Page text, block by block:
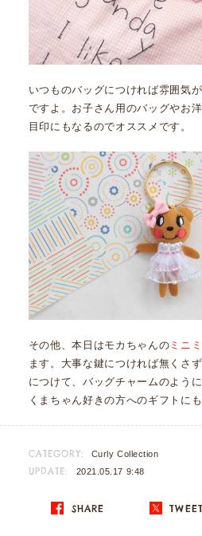
いつものバッグにつければ雰囲気
ですよ。お子さん用のバッグやお
目印にもなるのでオススメです。
その他、本日はモカちゃんの ミニ
ます。大事な鍵につければ無くさ
につけて、バッグチャームのよう
くまちゃん好きの方へのギフトにも
CATEGORY: Curly Collection
UPDATE: 2021.05.17 9:48
SHARE TWEET